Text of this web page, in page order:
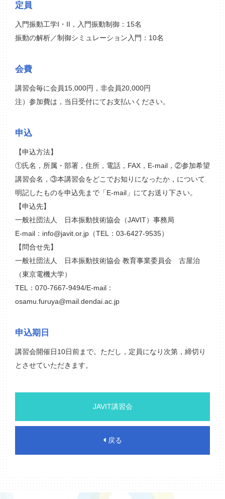
定員
入門振動工学I・II，入門振動制御：15名
振動の解析／制御シミュレーション入門：10名
会費
講習会毎に会員15,000円，非会員20,000円
注）参加費は，当日受付にてお支払いください。
申込
【申込方法】
①氏名，所属・部署，住所，電話，FAX，E-mail，②参加希望
講習会名，③本講習会をどこでお知りになったか，について
明記したものを申込先まで「E-mail」にてお送り下さい。
【申込先】
一般社団法人 日本振動技術協会（JAVIT）事務局
E-mail：info@javit.or.jp（TEL：03-6427-9535）
【問合せ先】
一般社団法人 日本振動技術協会 教育事業委員会 古屋治
（東京電機大学）
TEL：070-7667-9494/E-mail：
osamu.furuya@mail.dendai.ac.jp
申込期日
講習会開催日10日前まで。ただし，定員になり次第，締切り
とさせていただきます。
JAVIT講習会
戻る